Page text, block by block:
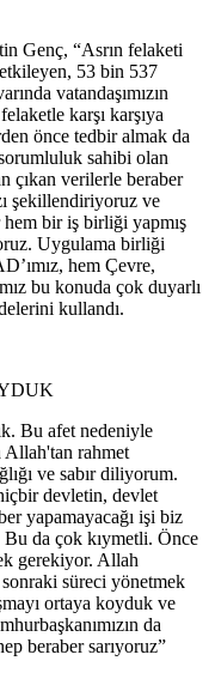
Genç, “Asrın felaketi
53 bin 537
vatandaşımızın
karşı karşıya
önce tedbir almak da
sahibi olan
çıkan verilerle beraber
şekillendiriyoruz ve
bir iş birliği yapmış
Uygulama birliği
hem Çevre,
bu konuda çok duyarlı
kullandı.
Bu afet nedeniyle
Allah'tan rahmet
ve sabır diliyorum.
devletin, devlet
yapamayacağı işi biz
Bu da çok kıymetli. Önce
gerekiyor. Allah
süreci yönetmek
ortaya koyduk ve
da
beraber sarıyoruz”